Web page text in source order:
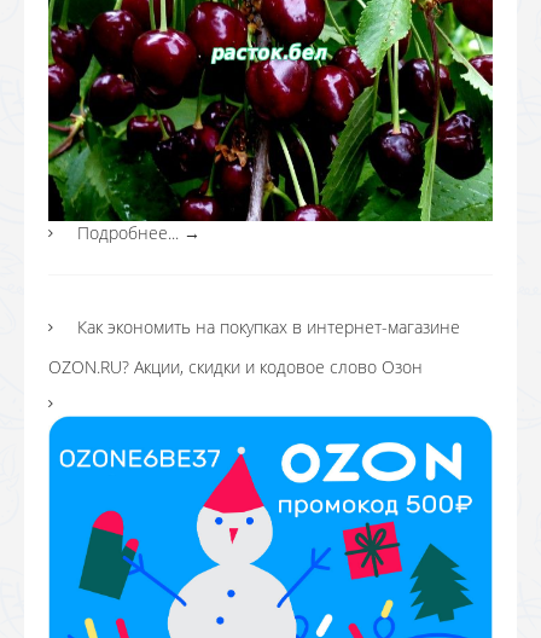
Подробнее... →
Как экономить на покупках в интернет-магазине
OZON.RU? Акции, скидки и кодовое слово Озон